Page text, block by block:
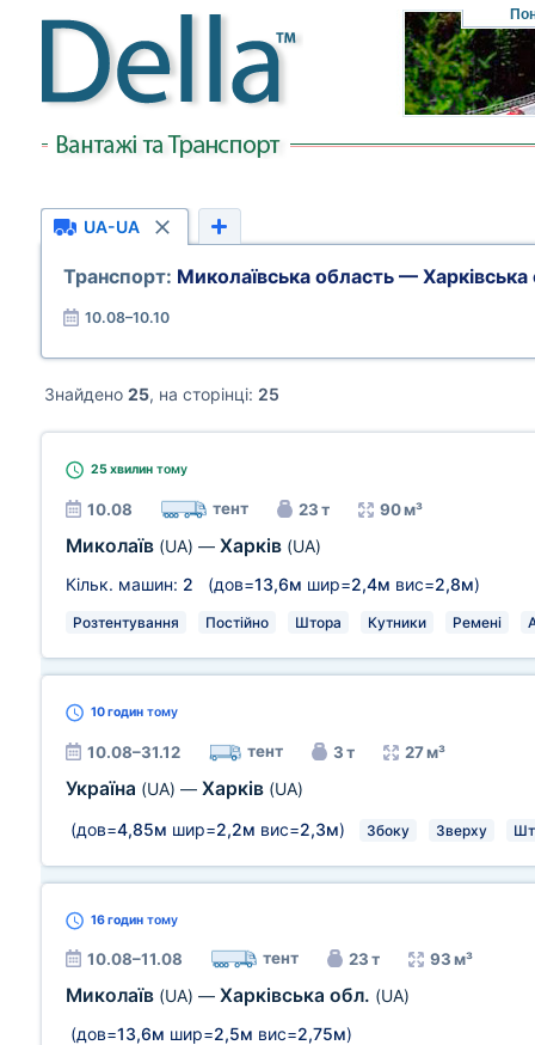
UA-UA
Транспорт: Миколаївська область — Харківська
10.08–10.10
Знайдено 25, на сторінці: 25
25 хвилин тому
10.08 тент 23 т 90 м³
Миколаїв (UA) — Харків (UA)
Кільк. машин: 2 (дов=13,6м шир=2,4м вис=2,8м)
Розтентування Постійно Штора Кутники Ремені
10 годин тому
10.08–31.12 тент 3 т 27 м³
Україна (UA) — Харків (UA)
(дов=4,85м шир=2,2м вис=2,3м) Збоку Зверху
16 годин тому
10.08–11.08 тент 23 т 93 м³
Миколаїв (UA) — Харківська обл. (UA)
(дов=13,6м шир=2,5м вис=2,75м)